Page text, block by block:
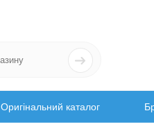
Оригінальний каталог